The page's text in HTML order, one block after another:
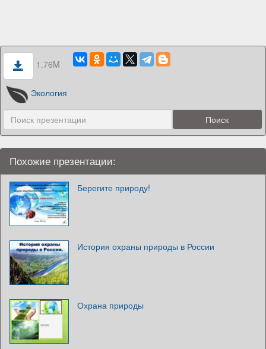
1.76M
Экология
Похожие презентации:
Берегите природу!
История охраны природы в России
Охрана природы